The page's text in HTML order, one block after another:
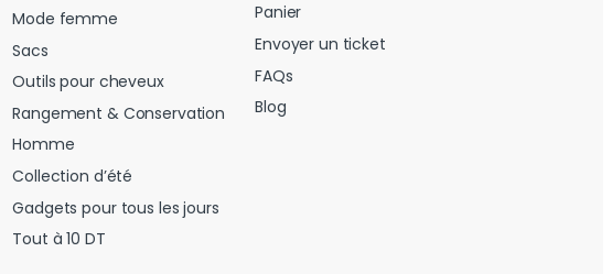
Mode femme
Sacs
Outils pour cheveux
Rangement & Conservation
Homme
Collection d’été
Gadgets pour tous les jours
Tout à 10 DT
Panier
Envoyer un ticket
FAQs
Blog